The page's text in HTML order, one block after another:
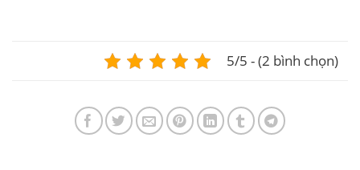
5/5 - (2 bình chọn)